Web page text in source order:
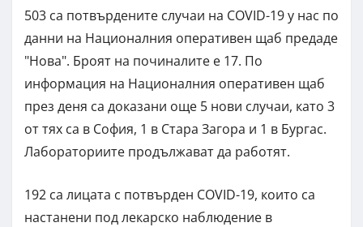
503 са потвърдените случаи на COVID-19 у нас по
данни на Националния оперативен щаб предаде
"Нова". Броят на починалите е 17. По
информация на Националния оперативен щаб
през деня са доказани още 5 нови случаи, като 3
от тях са в София, 1 в Стара Загора и 1 в Бургас.
Лабораториите продължават да работят.
192 са лицата с потвърден COVID-19, които са
настанени под лекарско наблюдение в